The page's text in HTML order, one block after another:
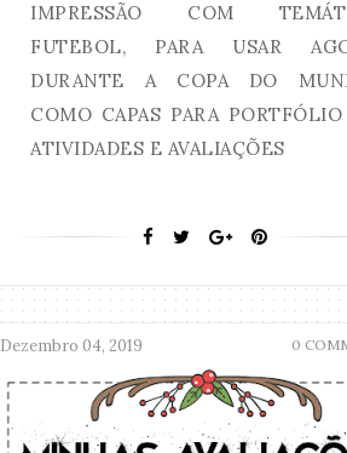
IMPRESSÃO COM
FUTEBOL, PARA USAR
DURANTE A COPA DO
COMO CAPAS PARA
ATIVIDADES E AVALIAÇÕES
Dezembro 04, 2019 0